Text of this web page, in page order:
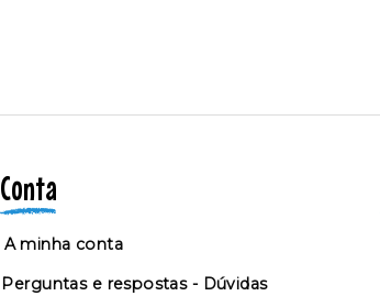
Conta
A minha conta
Perguntas e respostas - Dúvidas